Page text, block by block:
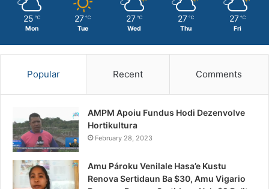
25 ℃
Mon
27 ℃
Tue
27 ℃
Wed
27 ℃
Thu
27 ℃
Fri
Popular Recent Comments
AMPM Apoiu Fundus Hodi Dezenvolve
Hortikultura
February 28, 2023
Amu Pároku Venilale Hasa’e Kustu
Renova Sertidaun Ba $30, Amu Vigario